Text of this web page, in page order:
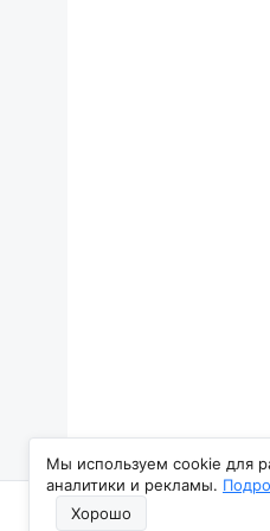
Мы используем cookie для
аналитики и рекламы.
Хорошо